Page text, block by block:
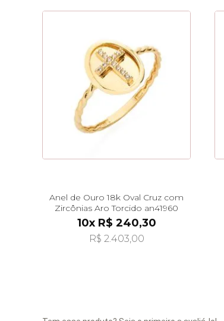
Anel de Ouro 18k Oval Cruz com
Zircônias Aro Torcido an41960
10x R$ 240,30
R$ 2.403,00